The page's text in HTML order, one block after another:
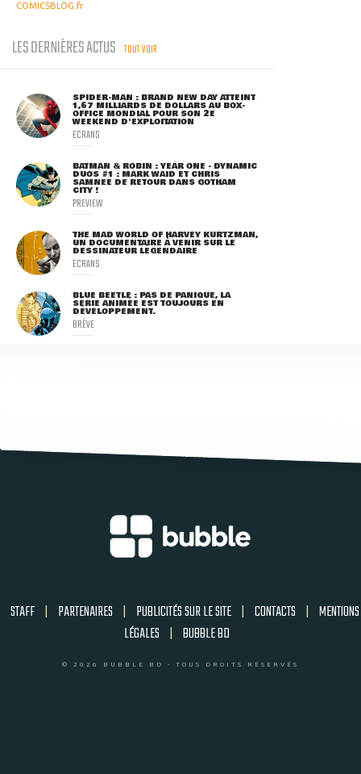
COMICSBLOG.fr
LES DERNIÈRES ACTUS TOUT VOIR
SPIDER-MAN : BRAND NEW DAY ATTEINT
1,67 MILLIARDS DE DOLLARS AU BOX-
OFFICE MONDIAL POUR SON 2E
WEEKEND D'EXPLOITATION
ECRANS
BATMAN & ROBIN : YEAR ONE - DYNAMIC
DUOS #1 : MARK WAID ET CHRIS
SAMNEE DE RETOUR DANS GOTHAM
CITY !
PREVIEW
THE MAD WORLD OF HARVEY KURTZMAN,
UN DOCUMENTAIRE À VENIR SUR LE
DESSINATEUR LÉGENDAIRE
ECRANS
BLUE BEETLE : PAS DE PANIQUE, LA
SÉRIE ANIMÉE EST TOUJOURS EN
DÉVELOPPEMENT.
BRÈVE
STAFF | PARTENAIRES | PUBLICITÉS SUR LE SITE | CONTACTS | MENTIONS
LÉGALES | BUBBLE BD
© 2026 BUBBLE BD - TOUS DROITS RÉSERVÉS